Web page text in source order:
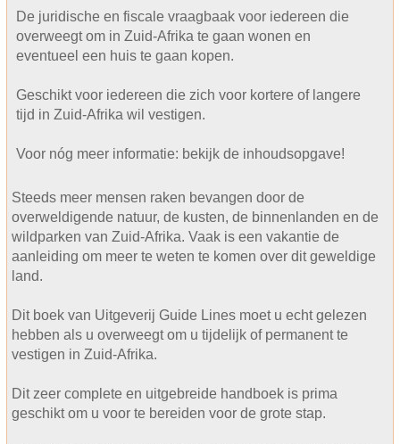
De juridische en fiscale vraagbaak voor iedereen die
overweegt om in Zuid-Afrika te gaan wonen en
eventueel een huis te gaan kopen.
Geschikt voor iedereen die zich voor kortere of langere
tijd in Zuid-Afrika wil vestigen.
Voor nóg meer informatie: bekijk de inhoudsopgave!
Steeds meer mensen raken bevangen door de
overweldigende natuur, de kusten, de binnenlanden en de
wildparken van Zuid-Afrika. Vaak is een vakantie de
aanleiding om meer te weten te komen over dit geweldige
land.
Dit boek van Uitgeverij Guide Lines moet u echt gelezen
hebben als u overweegt om u tijdelijk of permanent te
vestigen in Zuid-Afrika.
Dit zeer complete en uitgebreide handboek is prima
geschikt om u voor te bereiden voor de grote stap.